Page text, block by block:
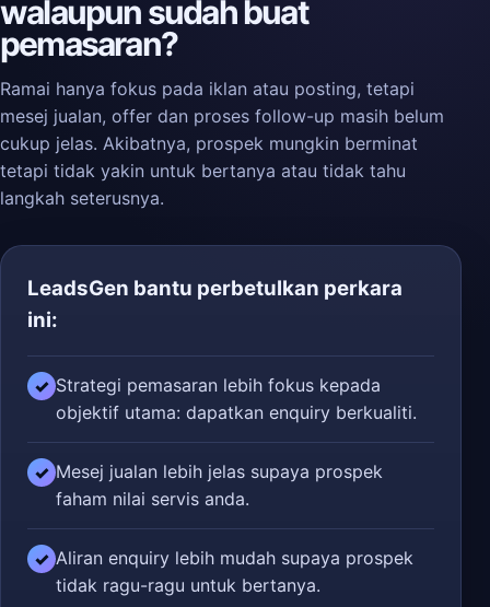
walaupun sudah buat
pemasaran?
Ramai hanya fokus pada iklan atau posting, tetapi
mesej jualan, offer dan proses follow-up masih belum
cukup jelas. Akibatnya, prospek mungkin berminat
tetapi tidak yakin untuk bertanya atau tidak tahu
langkah seterusnya.
LeadsGen bantu perbetulkan perkara
ini:
✓ Strategi pemasaran lebih fokus kepada
objektif utama: dapatkan enquiry berkualiti.
✓ Mesej jualan lebih jelas supaya prospek
faham nilai servis anda.
✓ Aliran enquiry lebih mudah supaya prospek
tidak ragu-ragu untuk bertanya.